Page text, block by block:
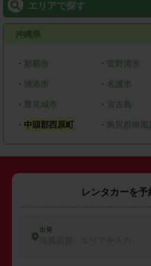
エリアで探す
沖縄県
・ 那覇市 ・ 宜野湾市
・ 浦添市 ・ 名護市
・ 豊見城市 ・ 宮古島
・ 中頭郡西原町 ・ 島尻郡南風
レンタカーを予
出発